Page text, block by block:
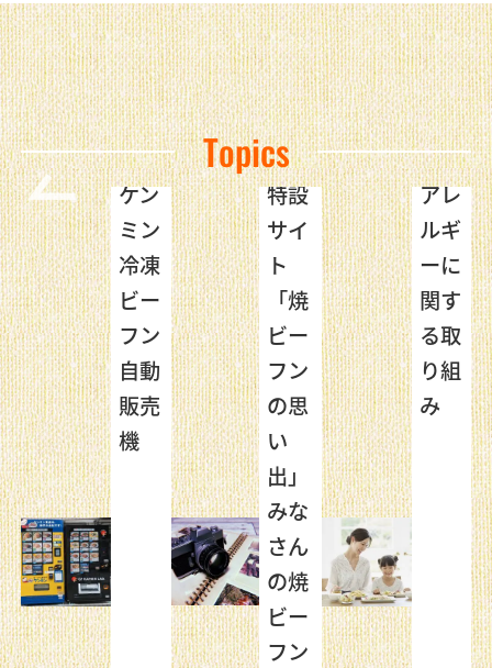
Topics
！
ケン
ミン
冷凍
ビー
フン
自動
販売
機
特設
サイ
ト
「焼
ビー
フン
の思
い
出」
みな
さん
の焼
ビー
フン
アレ
ルギ
ーに
関す
る取
り組
み